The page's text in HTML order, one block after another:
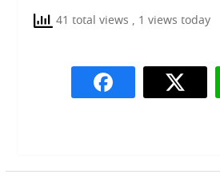
41 total views , 1 views today